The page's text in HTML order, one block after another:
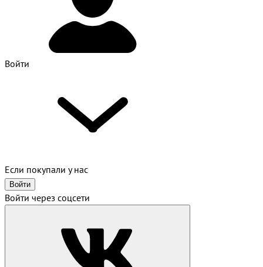
Войти
Если покупали у нас
Войти
Войти через соцсети